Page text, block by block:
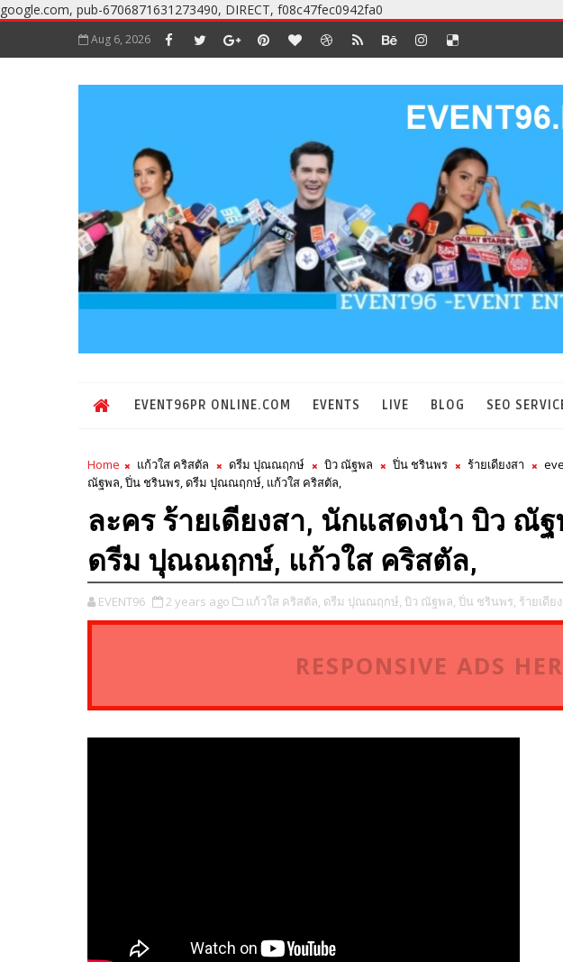
google.com, pub-6706871631273490, DIRECT, f08c47fec0942fa0
Aug 6, 2026
EVENT96PR ONLINE.COM EVENTS LIVE BLOG SEO
Home แก้วใส คริสตัล ดรีม ปุณณฤกษ์ บิว ณัฐพล ปิ่น ชรินพร ร้ายเดียงสา
ณัฐพล, ปิ่น ชรินพร, ดรีม ปุณณฤกษ์, แก้วใส คริสตัล,
ละคร ร้ายเดียงสา, นักแสดงนำ บิว ณั
ดรีม ปุณณฤกษ์, แก้วใส คริสตัล,
EVENT96 2 years ago แก้วใส คริสตัล, ดรีม ปุณณฤกษ์, บิว ณัฐพล, ปิ่น ชรินพร, ร้ายเดีย
RESPONSIVE ADS